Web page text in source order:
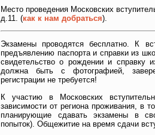
Место проведения Московских
д.11. (как к нам добраться).
Экзамены проводятся бесплатно. К
предъявлению паспорта и справки из
свидетельство о рождении и
должна быть с фотографией,
регистрации не требуется!
К участию в Московских
зависимости от региона проживания, в
планирующие сдавать экзамены в
попыток). Общежитие на время сдачи